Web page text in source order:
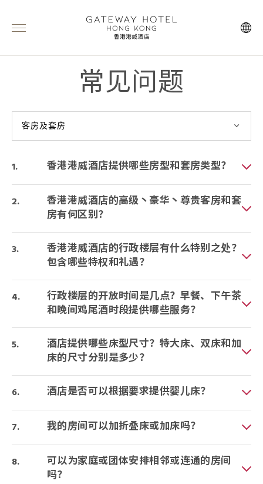
常见问题
客房及套房
香港港威酒店提供哪些房型和套房类型？
香港港威酒店的高级丶豪华丶尊贵客房和套
房有何区别？
香港港威酒店的行政楼层有什么特别之处？
包含哪些特权和礼遇？
行政楼层的开放时间是几点？早餐、下午茶
和晚间鸡尾酒时段提供哪些服务？
酒店提供哪些床型尺寸？特大床、双床和加
床的尺寸分别是多少？
酒店是否可以根据要求提供婴儿床？
我的房间可以加折叠床或加床吗？
可以为家庭或团体安排相邻或连通的房间
吗？